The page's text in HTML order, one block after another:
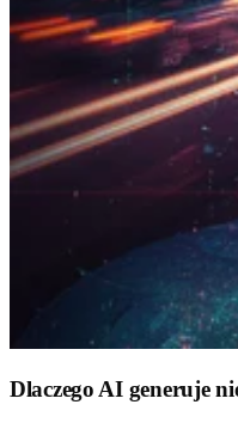
Dlaczego AI generuje